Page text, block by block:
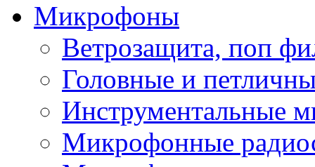
Микрофоны
Ветрозащита, поп
Головные и
Инструментальные
Микрофонные